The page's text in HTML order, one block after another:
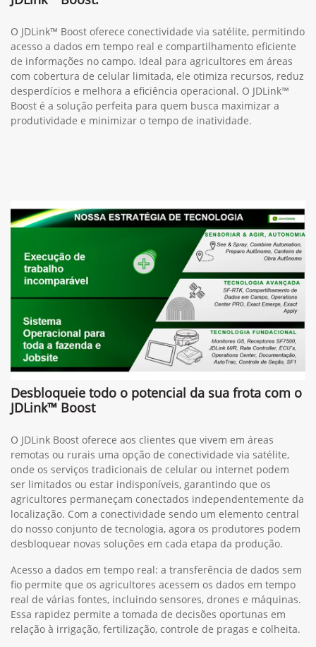
O JDLink™ Boost oferece conectividade via satélite, permitindo
acesso a dados em tempo real e compartilhamento eficiente
de informações no campo. Ideal para agricultores em áreas
com cobertura de celular limitada, ele otimiza recursos, reduz
desperdícios e melhora a eficiência operacional. O JDLink™
Boost é a solução perfeita para quem busca maximizar a
produtividade e minimizar o tempo de inatividade.
Desbloqueie todo o potencial da sua frota com o
JDLink™ Boost
O JDLink Boost oferece aos clientes que vivem em áreas
remotas ou rurais uma opção de conectividade via satélite,
onde os serviços tradicionais de celular ou internet podem
ser limitados ou estar indisponíveis, garantindo que os
agricultores permaneçam conectados independentemente da
localização. Com a conectividade sendo um elemento central
do nosso conjunto de tecnologia, agora os produtores podem
desbloquear novas soluções em cada etapa da produção.
Acesso a dados em tempo real: a transferência de dados sem
fio permite que os agricultores acessem os dados em tempo
real de várias fontes, incluindo sensores, drones e máquinas.
Essa rapidez permite a tomada de decisões oportunas em
relação à irrigação, fertilização, controle de pragas e colheita.